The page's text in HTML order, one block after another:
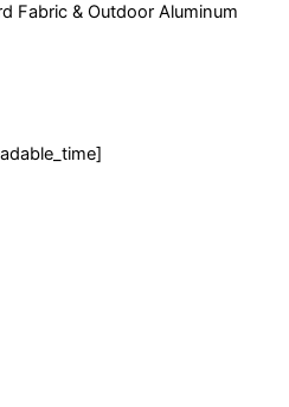
Fabric & Outdoor Aluminum